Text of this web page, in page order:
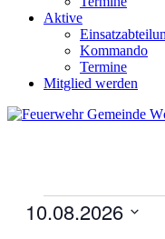
Aktive
Kommando
Termine
Mitglied werden
Veranstaltungen
10.08.2026